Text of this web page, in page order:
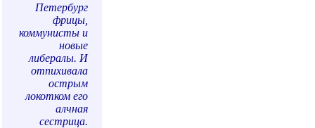
Петербург
фрицы,
коммунисты и
новые
либералы. И
отпихивала
острым
локотком его
алчная
сестрица.